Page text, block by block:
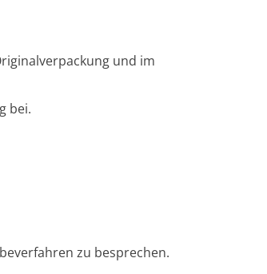
und im
bei.
zu besprechen.